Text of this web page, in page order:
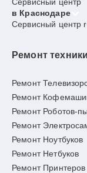
в Краснодаре
Сервисный центр
Ремонт техники
Ремонт
Ремонт
Ремонт Роботов-
Ремонт
Ремонт Ноутбуков
Ремонт Нетбуков
Ремонт Принтеров